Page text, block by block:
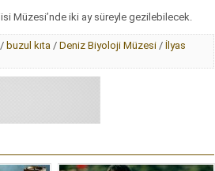
Müzesi’nde iki ay süreyle gezilebilecek.
/ buzul kıta / Deniz Biyoloji Müzesi / İlyas